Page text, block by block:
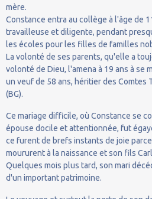
mère.
Constance entra au collège à l'âge de
travailleuse et diligente, pendant
les écoles pour les filles de familles
La volonté de ses parents, qu'elle a
volonté de Dieu, l'amena à 19 ans à se
un veuf de 58 ans, héritier des Comtes
(BG).
Ce mariage difficile, où Constance se
épouse docile et attentionnée, fut
ce furent de brefs instants de joie
moururent à la naissance et son fils
Quelques mois plus tard, son mari
d'un important patrimoine.